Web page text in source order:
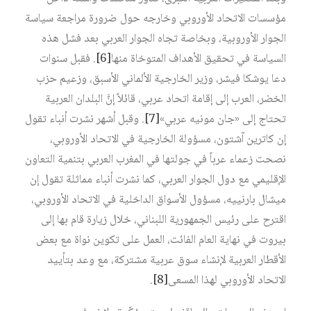
مؤسسات الاتحاد الأوروبي وخارجه حول ضرورة مراجعة سياسة
الجوار الأوروبية، وبخاصة تجاه الجوار العربي بعد فشل هذه
السياسة في تحقيق الأهداف المتوخاة منها[6]
. فقبل سنوات
دعا يوشكا فيشر، وزير الخارجية الألماني الأسبق، وزعيم حزب
الخضر، العرب إلى إقامة اتحاد عربي، قائلاً إنَّ البلدان العربية
تحتاج إلى «جان مونيه عربي»[7]
. وقبل أشهر نشرت أنباء تقول
إن كاترين آشتون، مسؤولة الخارجية في الاتحاد الأوروبي،
نصحت زعماء عرباً في جولتها في المغرب العربي بتنمية التعاون
الإقليمي مع دول الجوار العربي، كما نشرت أنباء مماثلة تقول إن
ميشال بارنييه، مسؤول الأسواق الداخلية في الاتحاد الأوروبي،
اقترح على رئيس الجمهورية اللبناني، خلال زيارة قام بها إلى
بيروت في نهاية العام الفائت، العمل على تكوين نواة مع بعض
الأقطار العربية لإنشاء سوق عربية مشتركة، مع وعد بتأييد
الاتحاد الأوروبي لهذا المسعى[8]
.